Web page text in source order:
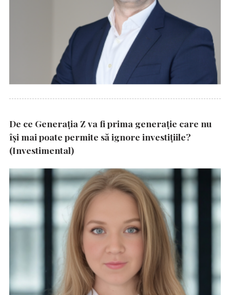
De ce Generația Z va fi prima generație care nu
își mai poate permite să ignore investițiile?
(Investimental)